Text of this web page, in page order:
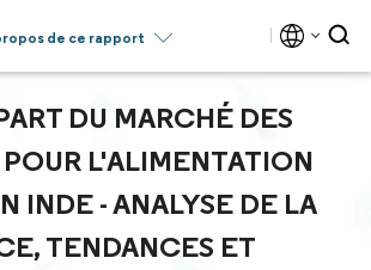
de ce rapport
DU MARCHÉ DES
L'ALIMENTATION
INDE - ANALYSE DE LA
TENDANCES ET